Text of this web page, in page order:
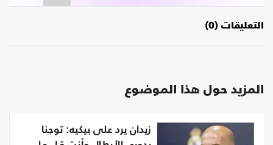
التعليقات (0)
المزيد حول هذا الموضوع
زيدان يرد على بيكيه: توجنا